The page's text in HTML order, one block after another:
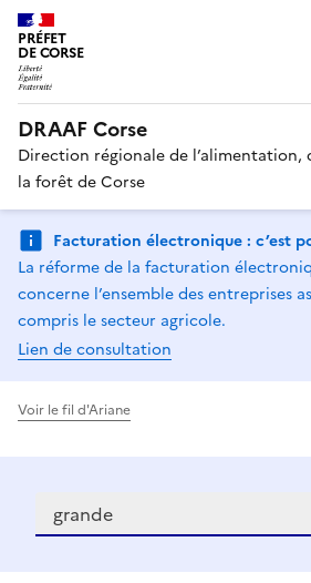
PRÉFET
DE CORSE
DRAAF Corse
Direction régionale de l’alimentation,
la forêt de Corse
Facturation électronique : c’est
La réforme de la facturation
concerne l’ensemble des entreprises
compris le secteur agricole.
Lien de consultation
Voir le fil d'Ariane
Recherche